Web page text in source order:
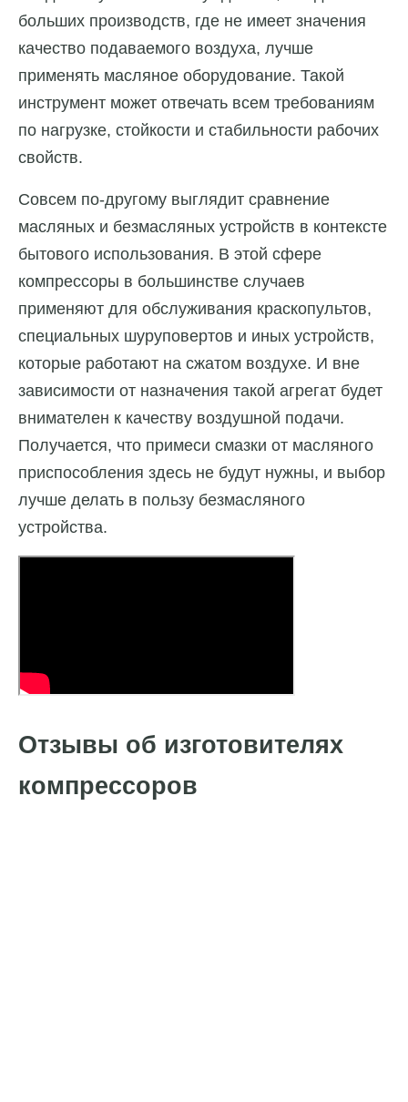
больших производств, где не имеет значения
качество подаваемого воздуха, лучше
применять масляное оборудование. Такой
инструмент может отвечать всем требованиям
по нагрузке, стойкости и стабильности рабочих
свойств.
Совсем по-другому выглядит сравнение
масляных и безмасляных устройств в контексте
бытового использования. В этой сфере
компрессоры в большинстве случаев
применяют для обслуживания краскопультов,
специальных шуруповертов и иных устройств,
которые работают на сжатом воздухе. И вне
зависимости от назначения такой агрегат будет
внимателен к качеству воздушной подачи.
Получается, что примеси смазки от масляного
приспособления здесь не будут нужны, и выбор
лучше делать в пользу безмасляного
устройства.
Отзывы об изготовителях
компрессоров